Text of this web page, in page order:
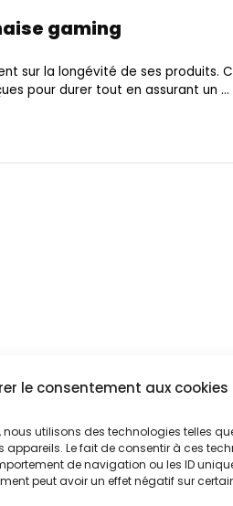
le consentement aux cookies
nous utilisons des technologies telles
Le fait de consentir à ces
de navigation ou les ID
peut avoir un effet négatif sur
gaming
sur la longévité de ses produits.
pour durer tout en assurant un ...